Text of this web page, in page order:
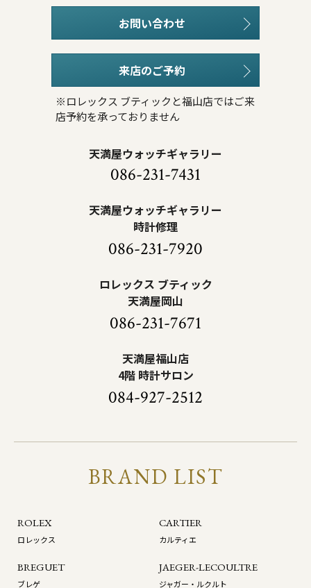
お問い合わせ
来店のご予約
※ロレックス ブティックと福山店ではご来
店予約を承っておりません
天満屋ウォッチギャラリー
086-231-7431
天満屋ウォッチギャラリー
時計修理
086-231-7920
ロレックス ブティック
天満屋岡山
086-231-7671
天満屋福山店
4階 時計サロン
084-927-2512
BRAND LIST
ROLEX
ロレックス
CARTIER
カルティエ
BREGUET
ブレゲ
JAEGER-LECOULTRE
ジャガー・ルクルト